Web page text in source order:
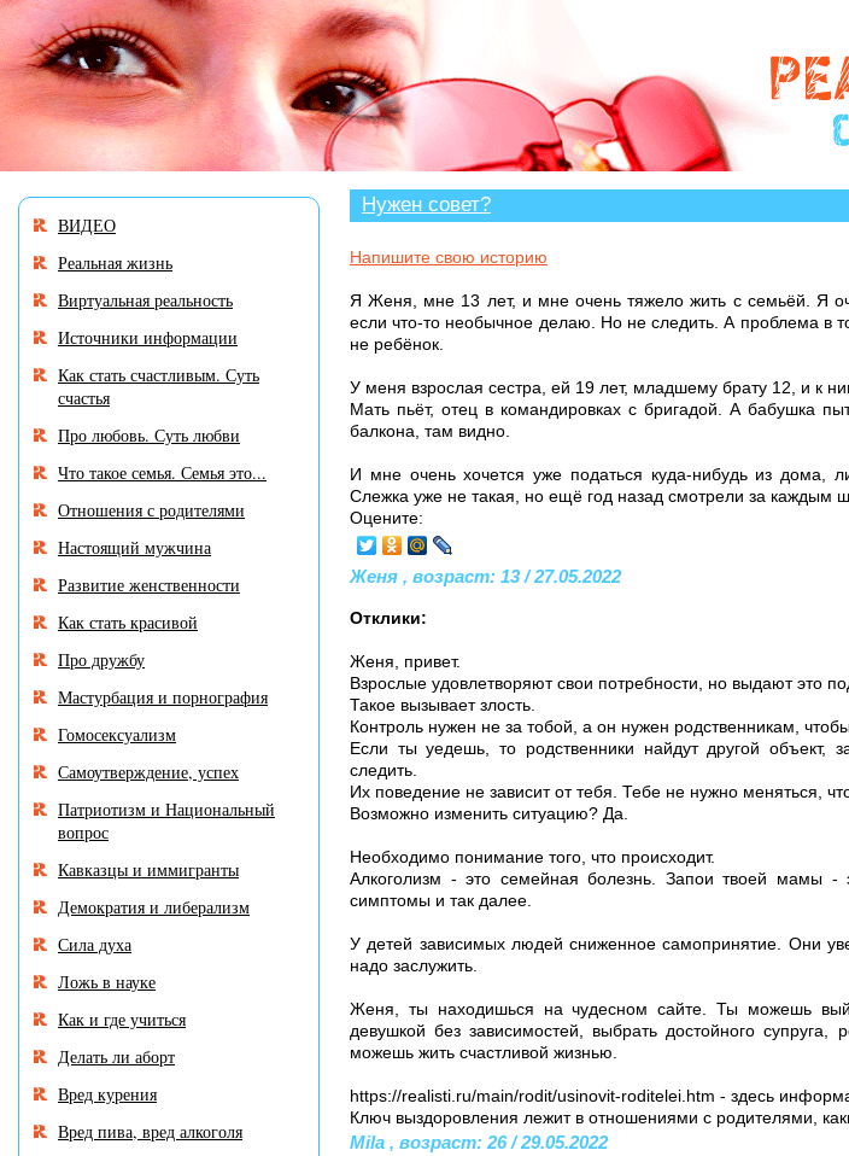
В разделе «Нужен совет?» много историй, авторы которых остро нуждаются
Нужен совет?
Напишите свою историю
Я Женя, мне 13 лет, и мне очень тяжело жить с семьёй. Я
если что-то необычное делаю. Но не следить. А проблема в
не ребёнок.
У меня взрослая сестра, ей 19 лет, младшему брату 12, и к
Мать пьёт, отец в командировках с бригадой. А бабушка
балкона, там видно.
И мне очень хочется уже податься куда-нибудь из дома,
Слежка уже не такая, но ещё год назад смотрели за каждым
Оцените:
Женя , возраст: 13 / 27.05.2022
Отклики:
Женя, привет.
Взрослые удовлетворяют свои потребности, но выдают это
Такое вызывает злость.
Контроль нужен не за тобой, а он нужен родственникам,
Если ты уедешь, то родственники найдут другой
следить.
Их поведение не зависит от тебя. Тебе не нужно меняться,
Возможно изменить ситуацию? Да.
Необходимо понимание того, что происходит.
Алкоголизм - это семейная болезнь. Запои твоей мамы
симптомы и так далее.
У детей зависимых людей сниженное самопринятие. Они
надо заслужить.
Женя, ты находишься на чудесном сайте. Ты можешь
девушкой без зависимостей, выбрать достойного
можешь жить счастливой жизнью.
https://realisti.ru/main/rodit/usinovit-roditelei.htm - здесь
Ключ выздоровления лежит в отношениями с родителями,
Mila , возраст: 26 / 29.05.2022
ВИДЕО
Реальная жизнь
Виртуальная реальность
Источники информации
Как стать счастливым. Суть
счастья
Про любовь. Суть любви
Что такое семья. Семья это...
Отношения с родителями
Настоящий мужчина
Развитие женственности
Как стать красивой
Про дружбу
Мастурбация и порнография
Гомосексуализм
Самоутверждение, успех
Патриотизм и Национальный
вопрос
Кавказцы и иммигранты
Демократия и либерализм
Сила духа
Ложь в науке
Как и где учиться
Делать ли аборт
Вред курения
Вред пива, вред алкоголя